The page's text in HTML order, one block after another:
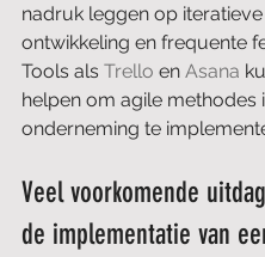
nadruk leggen op iteratieve
ontwikkeling en frequente
Tools als Trello en Asana
helpen om agile methodes
onderneming te
Veel voorkomende
de implementatie van